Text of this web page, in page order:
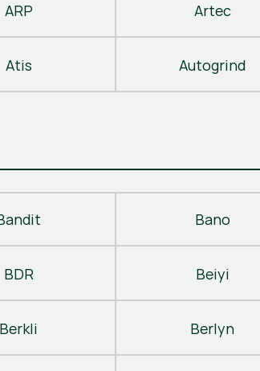
ARP Artec
Atis Autogrind
Bano
BDR Beiyi
Berkli Berlyn